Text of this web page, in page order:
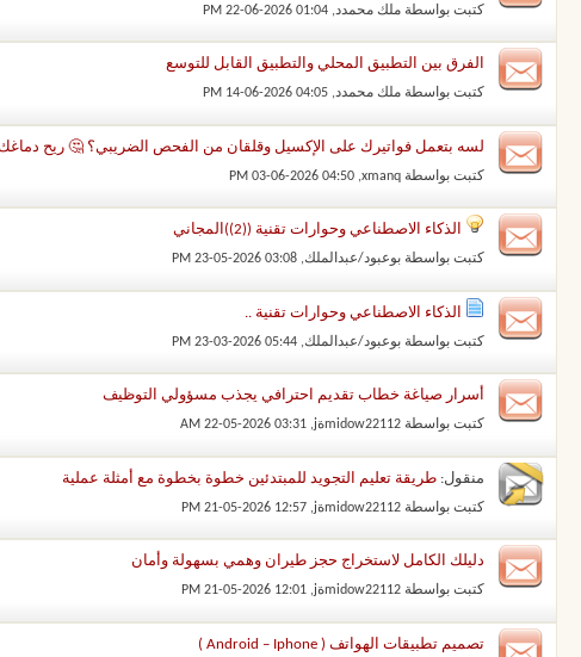
كتبت بواسطة ملك محمدد‏, 22-06-2026 01:04 PM
الفرق بين التطبيق المحلي والتطبيق القابل للتوسع
كتبت بواسطة ملك محمدد‏, 14-06-2026 04:05 PM
لسه بتعمل فواتيرك على الإكسيل وقلقان من الفحص الضريبي؟ 🤔 ريح دماغك في
كتبت بواسطة xmanq
‏, 03-06-2026 04:50 PM
الذكاء الاصطناعي وحوارات تقنية ((2))المجاني
كتبت بواسطة بوعبود/عبدالملك‏, 23-05-2026 03:08 PM
الذكاء الاصطناعي وحوارات تقنية ..
كتبت بواسطة بوعبود/عبدالملك‏, 23-03-2026 05:44 PM
أسرار صياغة خطاب تقديم احترافي يجذب مسؤولي التوظيف
كتبت بواسطة midow22112ةj ‏, 22-05-2026 03:31 AM
منقول: طريقة تعليم التجويد للمبتدئين خطوة بخطوة مع أمثلة عملية
كتبت بواسطة midow22112ةj ‏, 21-05-2026 12:57 PM
دليلك الكامل لاستخراج حجز طيران وهمي بسهولة وأمان
كتبت بواسطة midow22112ةj ‏, 21-05-2026 12:01 PM
تصميم تطبيقات الهواتف ( Android – Iphone )